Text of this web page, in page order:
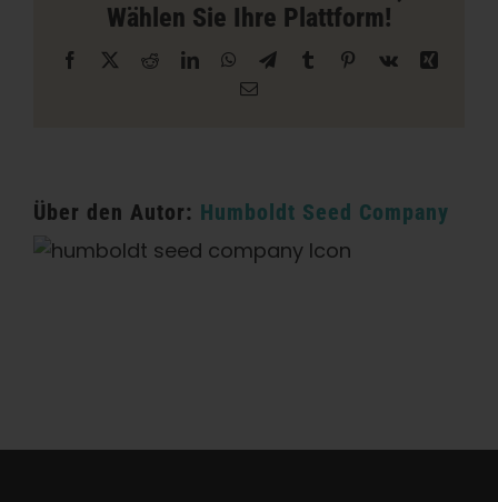
Wählen Sie Ihre Plattform!
Facebook RedditLinkedInWhatsAppTelegramm
Tumblr Pinterest
Vk
Xing
E-
Über den Autor: Humboldt Seed Company